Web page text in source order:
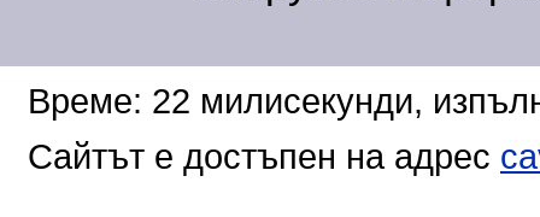
Време: 22 милисекунди,
Сайтът е достъпен на адрес